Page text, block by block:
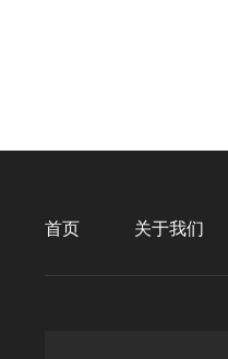
首页 关于我们